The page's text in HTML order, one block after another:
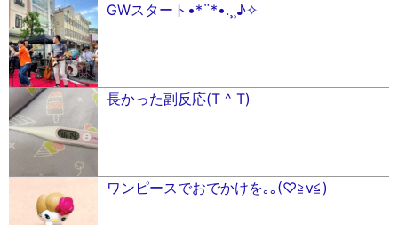
GWスタート•*¨*•.¸¸♪✧
長かった副反応(T ^ T)
ワンピースでおでかけを｡｡(♡≧︎v≦︎)